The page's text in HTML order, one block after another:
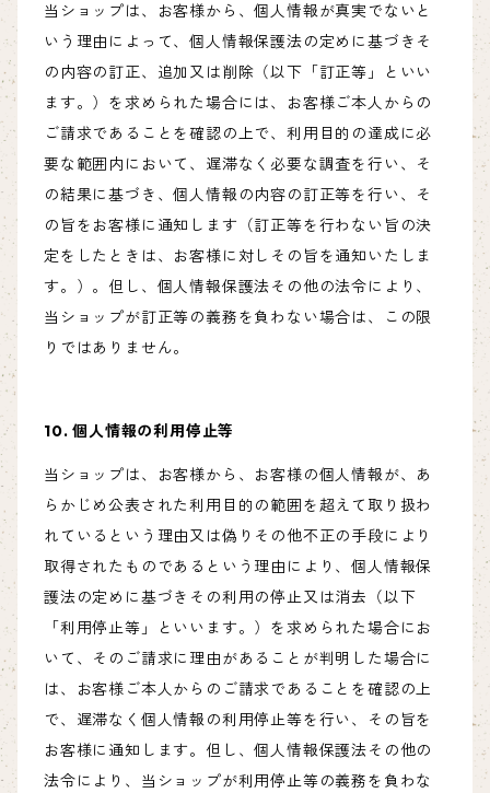
当ショップは、お客様から、個人情報が真実でないと
いう理由によって、個人情報保護法の定めに基づきそ
の内容の訂正、追加又は削除（以下「訂正等」といい
ます。）を求められた場合には、お客様ご本人からの
ご請求であることを確認の上で、利用目的の達成に必
要な範囲内において、遅滞なく必要な調査を行い、そ
の結果に基づき、個人情報の内容の訂正等を行い、そ
の旨をお客様に通知します（訂正等を行わない旨の決
定をしたときは、お客様に対しその旨を通知いたしま
す。）。但し、個人情報保護法その他の法令により、
当ショップが訂正等の義務を負わない場合は、この限
りではありません。
10. 個人情報の利用停止等
当ショップは、お客様から、お客様の個人情報が、あ
らかじめ公表された利用目的の範囲を超えて取り扱わ
れているという理由又は偽りその他不正の手段により
取得されたものであるという理由により、個人情報保
護法の定めに基づきその利用の停止又は消去（以下
「利用停止等」といいます。）を求められた場合にお
いて、そのご請求に理由があることが判明した場合に
は、お客様ご本人からのご請求であることを確認の上
で、遅滞なく個人情報の利用停止等を行い、その旨を
お客様に通知します。但し、個人情報保護法その他の
法令により、当ショップが利用停止等の義務を負わな